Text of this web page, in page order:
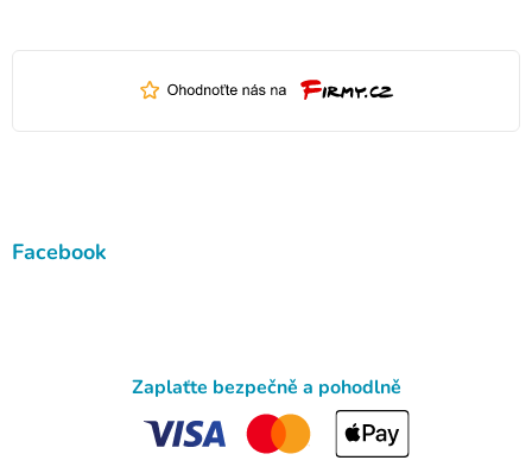
Facebook
Zaplaťte bezpečně a pohodlně